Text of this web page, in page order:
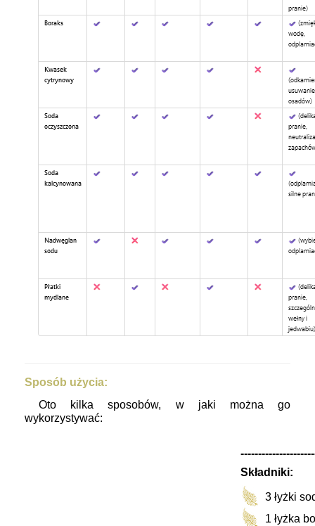
Sposób użycia:
Oto kilka sposobów, w jaki można go
wykorzystywać:
Składniki:
3 łyżki
1 łyżka